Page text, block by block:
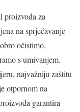
proizvoda za
na sprječavanje
očistimo,
s umivanjem.
najvažniju zaštitu
otpornom na
garantira